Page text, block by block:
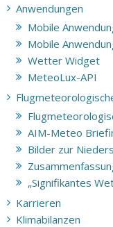
Anwendungen
Mobile
Mobile
Wetter Widget
MeteoLux-API
AIM-Meteo
Bilder zur
„Signifikantes
Karrieren
Klimabilanzen